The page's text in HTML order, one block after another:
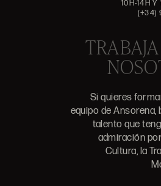
10H-14H
(+34)
Si quieres
equipo de Ansorena,
talento que
admiración
Cultura, la